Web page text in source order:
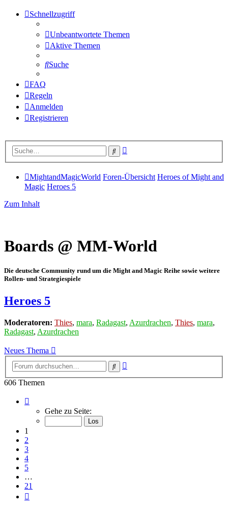
Schnellzugriff
Unbeantwortete Themen
Aktive Themen
Suche
FAQ
Regeln
Anmelden
Registrieren
Suche
MightandMagicWorld Foren-Übersicht Heroes of Might and
Magic Heroes 5
Zum Inhalt
Boards @ MM-World
Die deutsche Community rund um die Might and Magic Reihe sowie weitere
Rollen- und Strategiespiele
Heroes 5
Moderatoren: Thies, mara, Radagast, Azurdrachen, Thies, mara,
Radagast, Azurdrachen
Neues Thema
Suche
606 Themen
von
Gehe zu Seite:
1
2
3
4
5
…
21